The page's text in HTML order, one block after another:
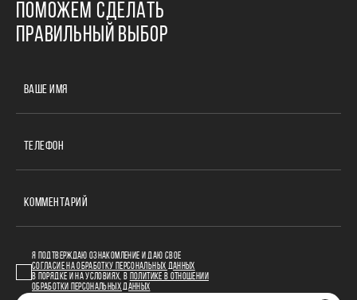
ПОМОЖЕМ СДЕЛАТЬ
ПРАВИЛЬНЫЙ ВЫБОР
ВАШЕ ИМЯ
ТЕЛЕФОН
КОММЕНТАРИЙ
Я ПОДТВЕРЖДАЮ ОЗНАКОМЛЕНИЕ И ДАЮ СВОЕ
СОГЛАСИЕ НА ОБРАБОТКУ ПЕРСОНАЛЬНЫХ ДАННЫХ
В ПОРЯДКЕ И НА УСЛОВИЯХ, В
ПОЛИТИКЕ В ОТНОШЕНИИ
ОБРАБОТКИ ПЕРСОНАЛЬНЫХ ДАННЫХ